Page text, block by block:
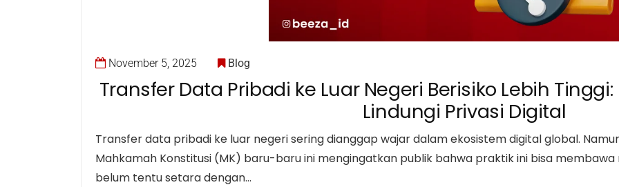
November 5, 2025 Blog
Transfer Data Pribadi ke Luar Negeri Berisiko Lebih
Lindungi Privasi Digital
Transfer data pribadi ke luar negeri sering dianggap wajar dalam ekosistem digital global.
Mahkamah Konstitusi (MK) baru-baru ini mengingatkan publik bahwa praktik ini bisa membawa
belum tentu setara dengan…